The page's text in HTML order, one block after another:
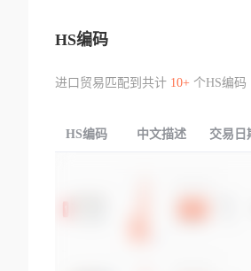
HS编码
进口贸易匹配到共计 10+个HS编码
HS编码 中文描述 交易日